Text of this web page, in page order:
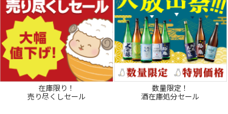
在庫限り！
売り尽くしセール
数量限定！
酒在庫処分セール